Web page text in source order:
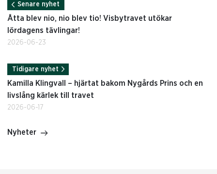
Senare nyhet
Åtta blev nio, nio blev tio! Visbytravet utökar
lördagens tävlingar!
2026-06-23
Tidigare nyhet
Kamilla Klingvall – hjärtat bakom Nygårds Prins och en
livslång kärlek till travet
2026-06-17
Nyheter